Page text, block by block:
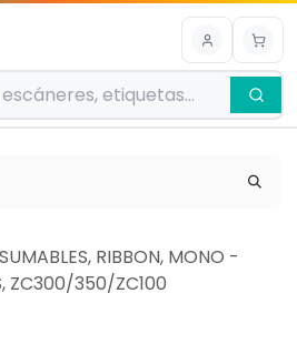
RIBBON, MONO -
ZC300/350/ZC100